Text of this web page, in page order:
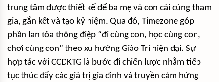
trung tâm được thiết kế để ba mẹ và con cái cùng tham
gia, gắn kết và tạo kỷ niệm. Qua đó, Timezone góp
phần lan tỏa thông điệp “đi cùng con, học cùng con,
chơi cùng con” theo xu hướng Giáo Trí hiện đại. Sự
hợp tác với CCDKTG là bước đi chiến lược nhằm tiếp
tục thúc đẩy các giá trị gia đình và truyền cảm hứng